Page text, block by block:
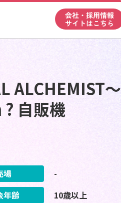
会社・採用情報
サイトはこちら
ALCHEMIST～
自販機
場
-
年齢
10歳以上